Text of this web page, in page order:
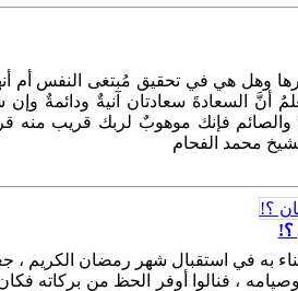
وهل هي في تحقيق مُبتغى النفس أم
أنَّ السعادةَ سعادتان آنيةٌ ودائمةٌ
فإنك موهوبٌ لربك قريب منه
محمد الفحام
؟!
به في استقبال شهر رمضان الكريم ،
، فنالوا أوفر الحظ من بركاته